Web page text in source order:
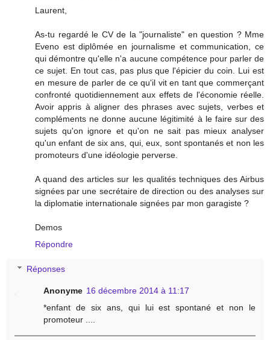
Laurent,
As-tu regardé le CV de la "journaliste" en question ? Mme
Eveno est diplômée en journalisme et communication, ce
qui démontre qu'elle n'a aucune compétence pour parler de
ce sujet. En tout cas, pas plus que l'épicier du coin. Lui est
en mesure de parler de ce qu'il vit en tant que commerçant
confronté quotidiennement aux effets de l'économie réelle.
Avoir appris à aligner des phrases avec sujets, verbes et
compléments ne donne aucune légitimité à le faire sur des
sujets qu'on ignore et qu'on ne sait pas mieux analyser
qu'un enfant de six ans, qui, eux, sont spontanés et non les
promoteurs d'une idéologie perverse.
A quand des articles sur les qualités techniques des Airbus
signées par une secrétaire de direction ou des analyses sur
la diplomatie internationale signées par mon garagiste ?
Demos
Répondre
Réponses
Anonyme 16 décembre 2014 à 11:17
*enfant de six ans, qui lui est spontané et non le
promoteur ....